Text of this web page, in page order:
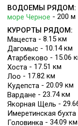
ВОДОЕМЫ РЯДОМ:
море Черное - 200 м
КУРОРТЫ РЯДОМ:
Мацеста - 8.15 км
Дагомыс - 10.14 км
Атарбеково - 15.06
Хоста - 17.51 км
Лоо - 17.82 км
Кудепста - 20.09 км
Вардане - 23.74 км
Якорная Щель -
Имеретинская
Головинка - 34.09 км